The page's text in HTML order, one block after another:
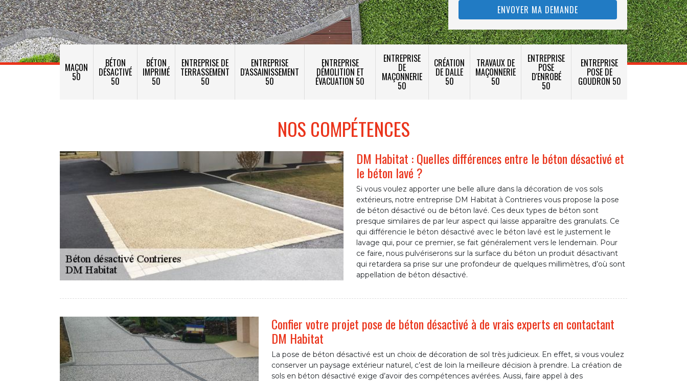
MAÇON
50
BÉTON
DÉSACTIVÉ
50
BÉTON
IMPRIMÉ
50
ENTREPRISE DE
TERRASSEMENT
50
ENTREPRISE
D'ASSAINISSEMENT
50
ENTREPRISE
DÉMOLITION ET
ÉVACUATION 50
ENTREPRISE
DE
MAÇONNERIE
50
CRÉATION
DE DALLE
50
TRAVAUX DE
MAÇONNERIE
50
ENTREPRISE
POSE
D'ENROBÉ
50
ENTREPRISE
POSE DE
GOUDRON 50
NOS COMPÉTENCES
DM Habitat : Quelles différences entre le béton désactivé et
le béton lavé ?
Si vous voulez apporter une belle allure dans la décoration de vos sols
extérieurs, notre entreprise DM Habitat à Contrieres vous propose la pose
de béton désactivé ou de béton lavé. Ces deux types de béton sont
presque similaires de par leur aspect qui laisse apparaître des granulats. Ce
qui différencie le béton désactivé avec le béton lavé est le justement le
lavage qui, pour ce premier, se fait généralement vers le lendemain. Pour
ce faire, nous pulvériserons sur la surface du béton un produit désactivant
qui retardera sa prise sur une profondeur de quelques millimètres, d’où sont
appellation de béton désactivé.
Confier votre projet pose de béton désactivé à de vrais experts en contactant
DM Habitat
La pose de béton désactivé est un choix de décoration de sol très judicieux. En effet, si vous voulez
conserver un paysage extérieur naturel, c’est de loin la meilleure décision à prendre. La création de
sols en béton désactivé exige d’avoir des compétences avérées. Aussi, faire appel à des